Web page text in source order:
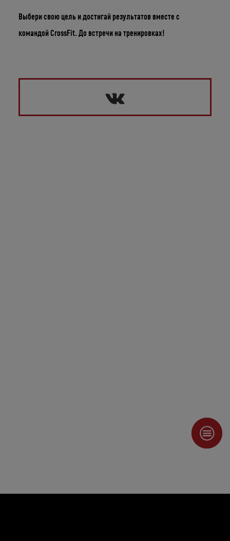
Выбери свою цель и достигай результатов вместе с
командой CrossFit. До встречи на тренировках!